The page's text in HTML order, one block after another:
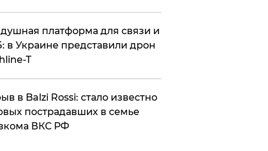
платформа для связи и
в Украине представили дрон
T
в Balzi Rossi: стало известно
пострадавших в семье
ВКС РФ